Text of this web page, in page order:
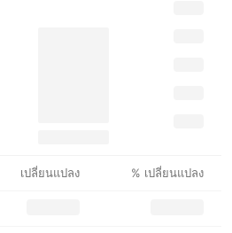
เปลี่ยนแปลง % เปลี่ยนแปลง